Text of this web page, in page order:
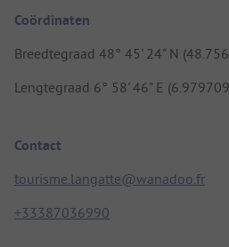
Coördinaten
Breedtegraad 48° 45' 24" N
Lengtegraad 6° 58' 46" E
Contact
tourisme.langatte@wanadoo.fr
+33387036990